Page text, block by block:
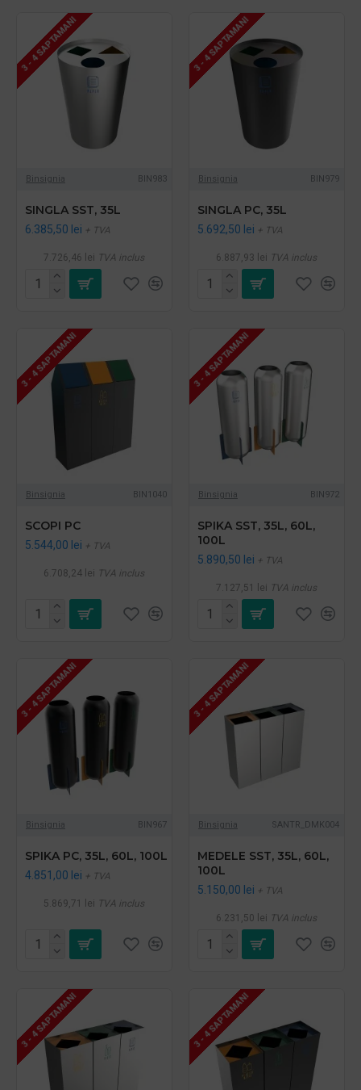
3 - 4 SAPTAMANI
Binsignia BIN983
SINGLA SST, 35L
6.385,50 lei + TVA
7.726,46 lei TVA inclus
3 - 4 SAPTAMANI
Binsignia BIN979
SINGLA PC, 35L
5.692,50 lei + TVA
6.887,93 lei TVA inclus
3 - 4 SAPTAMANI
Binsignia BIN1040
SCOPI PC
5.544,00 lei + TVA
6.708,24 lei TVA inclus
3 - 4 SAPTAMANI
Binsignia BIN972
SPIKA SST, 35L, 60L,
100L
5.890,50 lei + TVA
7.127,51 lei TVA inclus
3 - 4 SAPTAMANI
Binsignia BIN967
SPIKA PC, 35L, 60L, 100L
4.851,00 lei + TVA
5.869,71 lei TVA inclus
3 - 4 SAPTAMANI
Binsignia SANTR_DMK004
MEDELE SST, 35L, 60L,
100L
5.150,00 lei + TVA
6.231,50 lei TVA inclus
3 - 4 SAPTAMANI 3 - 4 SAPTAMANI